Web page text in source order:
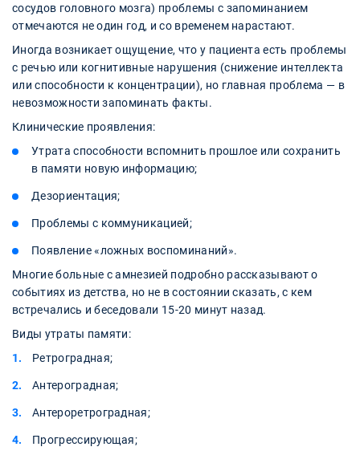
сосудов головного мозга) проблемы с запоминанием
отмечаются не один год, и со временем нарастают.
Иногда возникает ощущение, что у пациента есть проблемы
с речью или когнитивные нарушения (снижение интеллекта
или способности к концентрации), но главная проблема — в
невозможности запоминать факты.
Клинические проявления:
Утрата способности вспомнить прошлое или сохранить
в памяти новую информацию;
Дезориентация;
Проблемы с коммуникацией;
Появление «ложных воспоминаний».
Многие больные с амнезией подробно рассказывают о
событиях из детства, но не в состоянии сказать, с кем
встречались и беседовали 15-20 минут назад.
Виды утраты памяти:
Ретроградная;
Антероградная;
Антероретроградная;
Прогрессирующая;